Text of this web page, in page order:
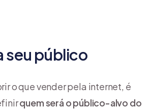
seu público
o que vender pela internet, é
quem será o público-alvo do